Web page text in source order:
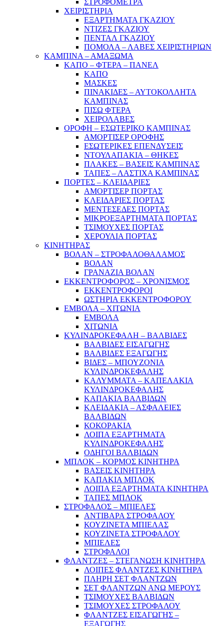
ΣΤΡΟΦΟΜΕΤΡΑ
ΧΕΙΡΙΣΤΗΡΙΑ
ΕΞΑΡΤΗΜΑΤΑ ΓΚΑΖΙΟΥ
ΝΤΙΖΕΣ ΓΚΑΖΙΟΥ
ΠΕΝΤΑΛ ΓΚΑΖΙΟΥ
ΠΟΜΟΛΑ – ΛΑΒΕΣ ΧΕΙΡΙΣΤΗΡΙΩΝ
ΚΑΜΠΙΝΑ – ΑΜΑΞΩΜΑ
ΚΑΠΟ – ΦΤΕΡΑ – ΠΑΝΕΛ
ΚΑΠΟ
ΜΑΣΚΕΣ
ΠΙΝΑΚΙΔΕΣ – ΑΥΤΟΚΟΛΛΗΤΑ
ΚΑΜΠΙΝΑΣ
ΠΙΣΩ ΦΤΕΡΑ
ΧΕΙΡΟΛΑΒΕΣ
ΟΡΟΦΗ – ΕΣΩΤΕΡΙΚΟ ΚΑΜΠΙΝΑΣ
ΑΜΟΡΤΙΣΕΡ ΟΡΟΦΗΣ
ΕΣΩΤΕΡΙΚΕΣ ΕΠΕΝΔΥΣΕΙΣ
ΝΤΟΥΛΑΠΑΚΙΑ – ΘΗΚΕΣ
ΠΛΑΚΕΣ – ΒΑΣΕΙΣ ΚΑΜΠΙΝΑΣ
ΤΑΠΕΣ – ΛΑΣΤΙΧΑ ΚΑΜΠΙΝΑΣ
ΠΟΡΤΕΣ – ΚΛΕΙΔΑΡΙΕΣ
ΑΜΟΡΤΙΣΕΡ ΠΟΡΤΑΣ
ΚΛΕΙΔΑΡΙΕΣ ΠΟΡΤΑΣ
ΜΕΝΤΕΣΕΔΕΣ ΠΟΡΤΑΣ
ΜΙΚΡΟΕΞΑΡΤΗΜΑΤΑ ΠΟΡΤΑΣ
ΤΣΙΜΟΥΧΕΣ ΠΟΡΤΑΣ
ΧΕΡΟΥΛΙΑ ΠΟΡΤΑΣ
ΚΙΝΗΤΗΡΑΣ
ΒΟΛΑΝ – ΣΤΡΟΦΑΛΟΘΑΛΑΜΟΣ
ΒΟΛΑΝ
ΓΡΑΝΑΖΙΑ ΒΟΛΑΝ
ΕΚΚΕΝΤΡΟΦΟΡΟΣ – ΧΡΟΝΙΣΜΟΣ
ΕΚΚΕΝΤΡΟΦΟΡΟΙ
ΩΣΤΗΡΙΑ ΕΚΚΕΝΤΡΟΦΟΡΟΥ
ΕΜΒΟΛΑ – ΧΙΤΩΝΙΑ
ΕΜΒΟΛΑ
ΧΙΤΩΝΙΑ
ΚΥΛΙΝΔΡΟΚΕΦΑΛΗ – ΒΑΛΒΙΔΕΣ
ΒΑΛΒΙΔΕΣ ΕΙΣΑΓΩΓΗΣ
ΒΑΛΒΙΔΕΣ ΕΞΑΓΩΓΗΣ
ΒΙΔΕΣ – ΜΠΟΥΖΟΝΙΑ
ΚΥΛΙΝΔΡΟΚΕΦΑΛΗΣ
ΚΑΛΥΜΜΑΤΑ – ΚΑΠΕΛΑΚΙΑ
ΚΥΛΙΝΔΡΟΚΕΦΑΛΗΣ
ΚΑΠΑΚΙΑ ΒΑΛΒΙΔΩΝ
ΚΛΕΙΔΑΚΙΑ – ΑΣΦΑΛΕΙΕΣ
ΒΑΛΒΙΔΩΝ
ΚΟΚΟΡΑΚΙΑ
ΛΟΙΠΑ ΕΞΑΡΤΗΜΑΤΑ
ΚΥΛΙΝΔΡΟΚΕΦΑΛΗΣ
ΟΔΗΓΟΙ ΒΑΛΒΙΔΩΝ
ΜΠΛΟΚ – ΚΟΡΜΟΣ ΚΙΝΗΤΗΡΑ
ΒΑΣΕΙΣ ΚΙΝΗΤΗΡΑ
ΚΑΠΑΚΙΑ ΜΠΛΟΚ
ΛΟΙΠΑ ΕΞΑΡΤΗΜΑΤΑ ΚΙΝΗΤΗΡΑ
ΤΑΠΕΣ ΜΠΛΟΚ
ΣΤΡΟΦΑΛΟΣ – ΜΠΙΕΛΕΣ
ΑΝΤΙΒΑΡΑ ΣΤΡΟΦΑΛΟΥ
ΚΟΥΖΙΝΕΤΑ ΜΠΙΕΛΑΣ
ΚΟΥΖΙΝΕΤΑ ΣΤΡΟΦΑΛΟΥ
ΜΠΙΕΛΕΣ
ΣΤΡΟΦΑΛΟΙ
ΦΛΑΝΤΖΕΣ – ΣΤΕΓΑΝΩΣΗ ΚΙΝΗΤΗΡΑ
ΛΟΙΠΕΣ ΦΛΑΝΤΖΕΣ ΚΙΝΗΤΗΡΑ
ΠΛΗΡΗ ΣΕΤ ΦΛΑΝΤΖΩΝ
ΣΕΤ ΦΛΑΝΤΖΩΝ ΑΝΩ ΜΕΡΟΥΣ
ΤΣΙΜΟΥΧΕΣ ΒΑΛΒΙΔΩΝ
ΤΣΙΜΟΥΧΕΣ ΣΤΡΟΦΑΛΟΥ
ΦΛΑΝΤΖΕΣ ΕΙΣΑΓΩΓΗΣ –
ΕΞΑΓΩΓΗΣ